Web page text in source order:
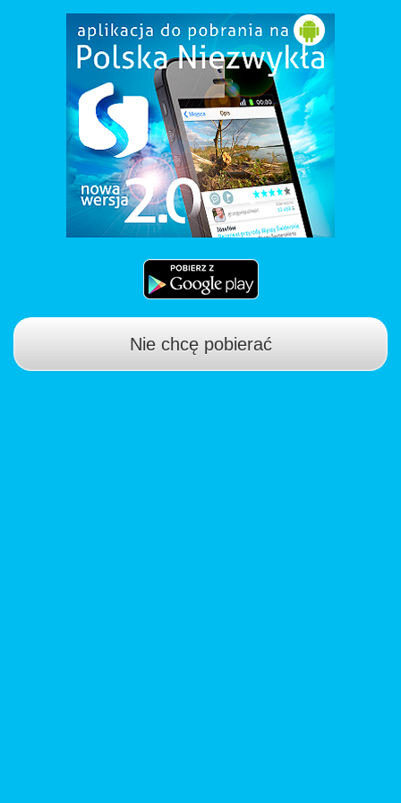
Nie chcę pobierać